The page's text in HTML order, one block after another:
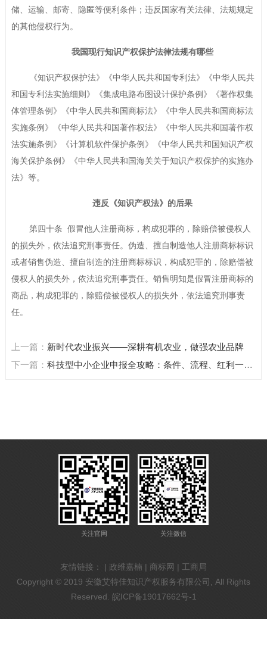
储、运输、邮寄、隐匿等便利条件；违反国家有关法律、法规规定
的其他侵权行为。
我国现行知识产权保护法律法规有哪些
《知识产权保护法》《中华人民共和国专利法》《中华人民共
和国专利法实施细则》《集成电路布图设计保护条例》《著作权集
体管理条例》《中华人民共和国商标法》《中华人民共和国商标法
实施条例》《中华人民共和国著作权法》《中华人民共和国著作权
法实施条例》《计算机软件保护条例》《中华人民共和国知识产权
海关保护条例》《中华人民共和国海关关于知识产权保护的实施办
法》等。
违反《知识产权法》的后果
第四十条 假冒他人注册商标，构成犯罪的，除赔偿被侵权人
的损失外，依法追究刑事责任。伪造、擅自制造他人注册商标标识
或者销售伪造、擅自制造的注册商标标识，构成犯罪的，除赔偿被
侵权人的损失外，依法追究刑事责任。销售明知是假冒注册商标的
商品，构成犯罪的，除赔偿被侵权人的损失外，依法追究刑事责
任。
上一篇： 新时代农业振兴——深耕有机农业，做强农业品牌
下一篇： 科技型中小企业申报全攻略：条件、流程、红利一篇
关注官网 关注微信
友情链接： | 政维嘉楠 | 商标网 | 工商局
Copyright © 2019 安徽艾特佳知识产权服务有限公司, All Rights
Reserved. 皖ICP备19017662号-1